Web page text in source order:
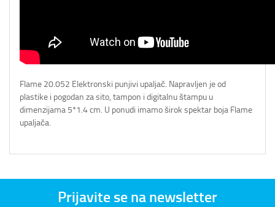
Flame 20.052 Elektronski punjivi upaljač. Napravljen je od
plastike i pogodan za sito, tampon i digitalnu štampu u
dimenzijama 5*1.4 cm. U ponudi imamo širok spektar boja Flame
upaljača.
Prijavite se na newsletter